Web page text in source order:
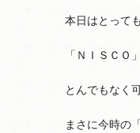
本日はとって
「ＮＩＳＣＯ
とんでもなく
まさに今時の